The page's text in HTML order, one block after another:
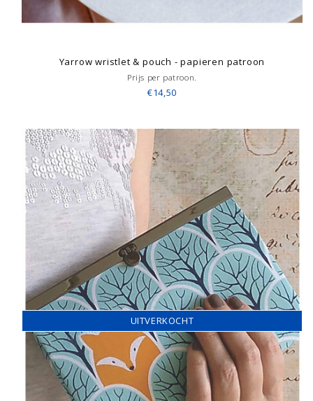
Yarrow wristlet & pouch - papieren patroon
Prijs per patroon.
€14,50
UITVERKOCHT